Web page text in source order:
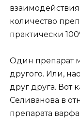
взаимодействия
количество
практически
Один препарат
другого. Или,
друг друга. Вот
Селиванова в
препарата